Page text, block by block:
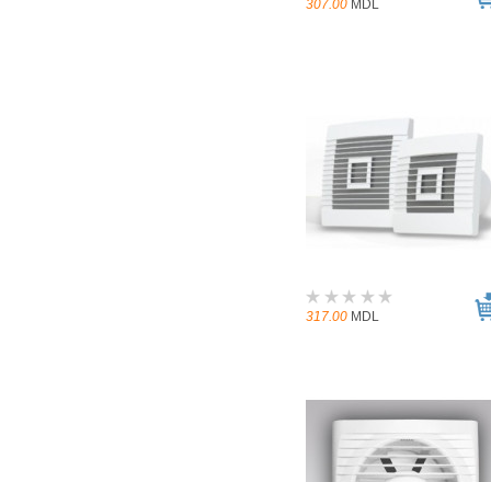
307.00 MDL
317.00 MDL